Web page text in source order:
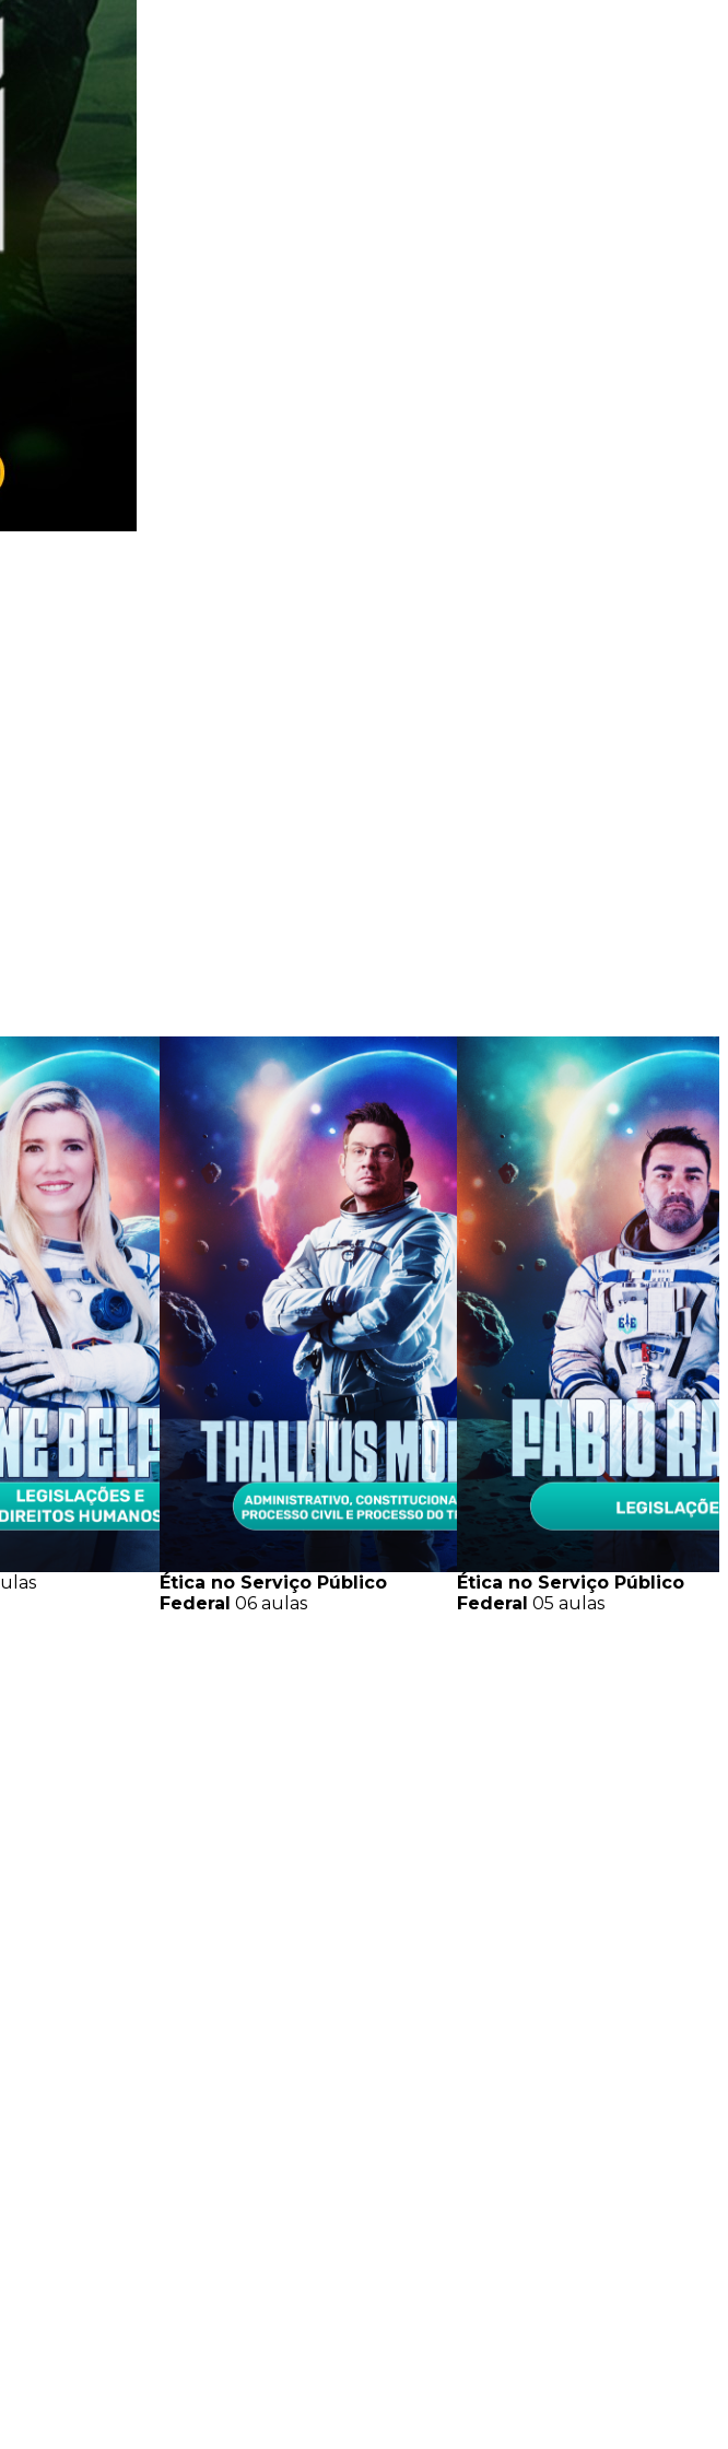
Ética no Serviço Público
Federal 06 aulas
Ética no Serviço Público
Federal 05 aulas